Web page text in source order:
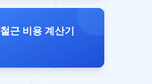
철근 비용 계산기